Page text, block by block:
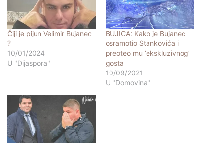
Čiji je pijun Velimir Bujanec
?
10/01/2024
U "Dijaspora"
BUJICA: Kako je Bujanec
osramotio Stankovića i
preoteo mu ‘ekskluzivnog’
gosta
10/09/2021
U "Domovina"